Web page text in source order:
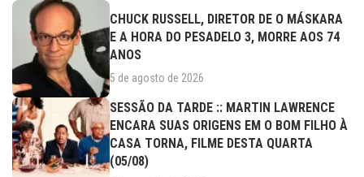
CHUCK RUSSELL, DIRETOR DE O MÁSKARA
E A HORA DO PESADELO 3, MORRE AOS 74
ANOS
5 de agosto de 2026
SESSÃO DA TARDE :: MARTIN LAWRENCE
ENCARA SUAS ORIGENS EM O BOM FILHO À
CASA TORNA, FILME DESTA QUARTA
(05/08)